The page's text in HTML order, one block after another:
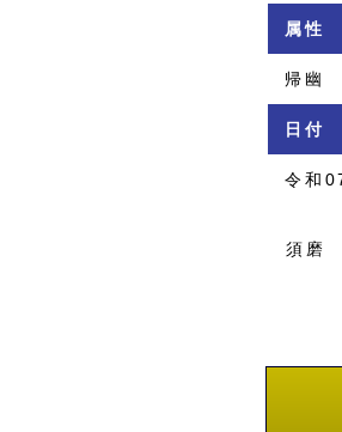
属性
帰幽
日付
令和
須磨